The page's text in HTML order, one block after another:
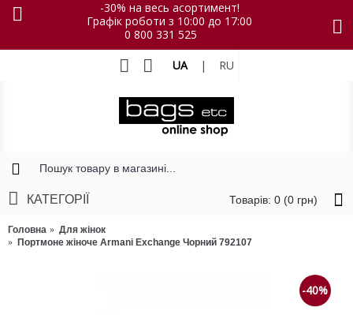
-30% на весь асортимент!
Графік роботи з 10:00 до 17:00
0 800 331 525
UA | RU
Товарів: 0 (0 грн)
КАТЕГОРІЇ
Головна
Для жінок
Портмоне жіноче Armani Exchange Чорний 792107
-40%